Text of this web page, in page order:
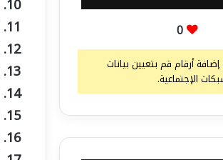
0
أرقام قم بتعيين بيانات
الإجتماعية.